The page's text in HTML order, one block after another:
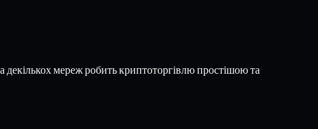
мереж робить криптоторгівлю простішою та